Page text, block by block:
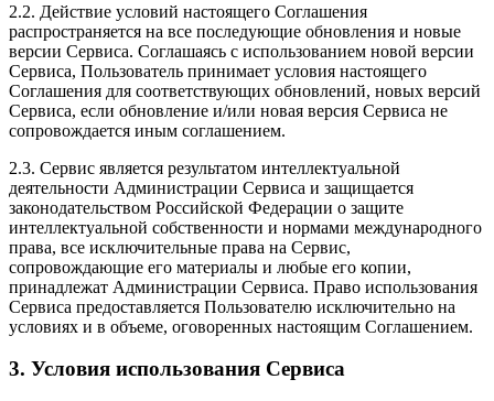
2.2. Действие условий настоящего Соглашения
распространяется на все последующие обновления и новые
версии Сервиса. Соглашаясь с использованием новой версии
Сервиса, Пользователь принимает условия настоящего
Соглашения для соответствующих обновлений, новых версий
Сервиса, если обновление и/или новая версия Сервиса не
сопровождается иным соглашением.
2.3. Сервис является результатом интеллектуальной
деятельности Администрации Сервиса и защищается
законодательством Российской Федерации о защите
интеллектуальной собственности и нормами международного
права, все исключительные права на Сервис,
сопровождающие его материалы и любые его копии,
принадлежат Администрации Сервиса. Право использования
Сервиса предоставляется Пользователю исключительно на
условиях и в объеме, оговоренных настоящим Соглашением.
3. Условия использования Сервиса